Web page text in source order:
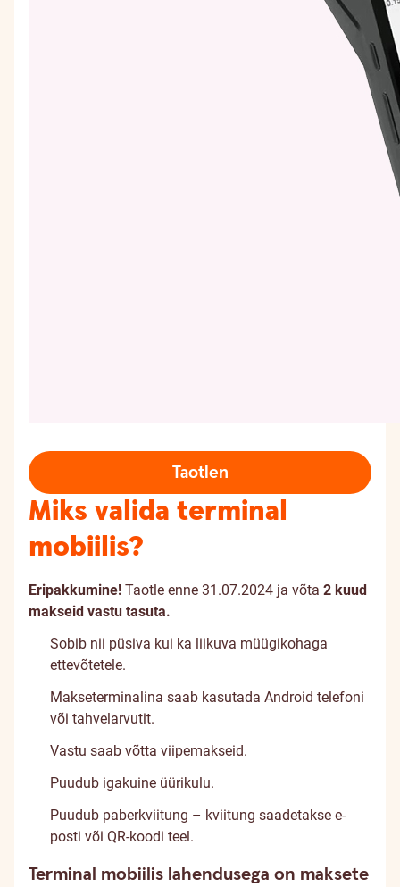
Taotlen
Miks valida terminal
mobiilis?
Eripakkumine! Taotle enne 31.07.2024 ja võta 2 kuud
makseid vastu tasuta.
Sobib nii püsiva kui ka liikuva müügikohaga
ettevõtetele.
Makseterminalina saab kasutada Android telefoni
või tahvelarvutit.
Vastu saab võtta viipemakseid.
Puudub igakuine üürikulu.
Puudub paberkviitung – kviitung saadetakse e-
posti või QR-koodi teel.
Terminal mobiilis lahendusega on maksete